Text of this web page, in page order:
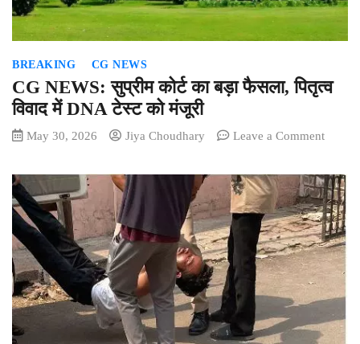
रामकृष्णा
विशेषज्ञों
चेतावनी
BREAKING CG NEWS
CG NEWS: सुप्रीम कोर्ट का बड़ा फैसला, पितृत्व
विवाद में DNA टेस्ट को मंजूरी
May 30, 2026 Jiya Choudhary Leave a Commenton
सुप्रीम
कोर्ट
का
बड़ा
फैसला,
पितृत्व
विवाद
DNA